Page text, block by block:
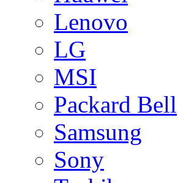
Lenovo
LG
MSI
Packard Bell
Samsung
Sony